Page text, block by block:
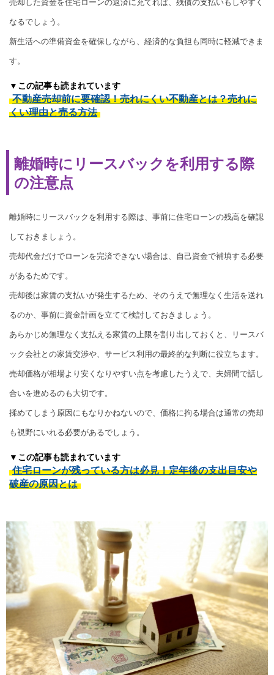
売却した資金を住宅ローンの返済に充てれば、残債の支払いもしやすく
なるでしょう。
新生活への準備資金を確保しながら、経済的な負担も同時に軽減できま
す。
▼この記事も読まれています
不動産売却前に要確認！売れにくい不動産とは？売れに
くい理由と売る方法
離婚時にリースバックを利用する際
の注意点
離婚時にリースバックを利用する際は、事前に住宅ローンの残高を確認
しておきましょう。
売却代金だけでローンを完済できない場合は、自己資金で補填する必要
があるためです。
売却後は家賃の支払いが発生するため、そのうえで無理なく生活を送れ
るのか、事前に資金計画を立てて検討しておきましょう。
あらかじめ無理なく支払える家賃の上限を割り出しておくと、リースバ
ック会社との家賃交渉や、サービス利用の最終的な判断に役立ちます。
売却価格が相場より安くなりやすい点を考慮したうえで、夫婦間で話し
合いを進めるのも大切です。
揉めてしまう原因にもなりかねないので、価格に拘る場合は通常の売却
も視野にいれる必要があるでしょう。
▼この記事も読まれています
住宅ローンが残っている方は必見！定年後の支出目安や
破産の原因とは